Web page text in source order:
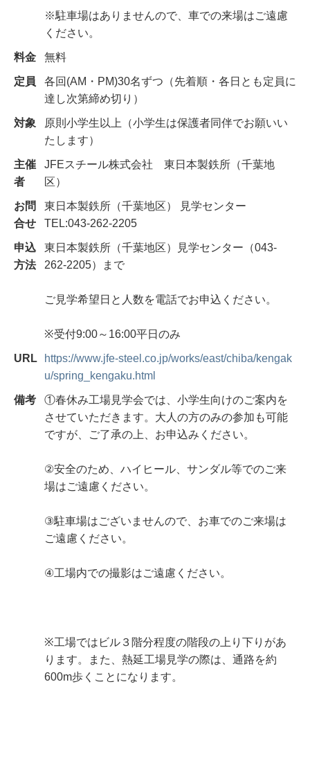
※駐車場はありませんので、車での来場はご遠慮
ください。
料金
無料
定員
各回(AM・PM)30名ずつ（先着順・各日とも定員に
達し次第締め切り）
対象
原則小学生以上（小学生は保護者同伴でお願いい
たします）
主催
者
JFEスチール株式会社 東日本製鉄所（千葉地
区）
お問
合せ
東日本製鉄所（千葉地区） 見学センター
TEL:043-262-2205
申込
方法
東日本製鉄所（千葉地区）見学センター（043-
262-2205）まで
ご見学希望日と人数を電話でお申込ください。
※受付9:00～16:00平日のみ
URL
https://www.jfe-steel.co.jp/works/east/chiba/kengak
u/spring_kengaku.html
備考
①春休み工場見学会では、小学生向けのご案内を
させていただきます。大人の方のみの参加も可能
ですが、ご了承の上、お申込みください。
②安全のため、ハイヒール、サンダル等でのご来
場はご遠慮ください。
③駐車場はございませんので、お車でのご来場は
ご遠慮ください。
④工場内での撮影はご遠慮ください。
※工場ではビル３階分程度の階段の上り下りがあ
ります。また、熱延工場見学の際は、通路を約
600m歩くことになります。